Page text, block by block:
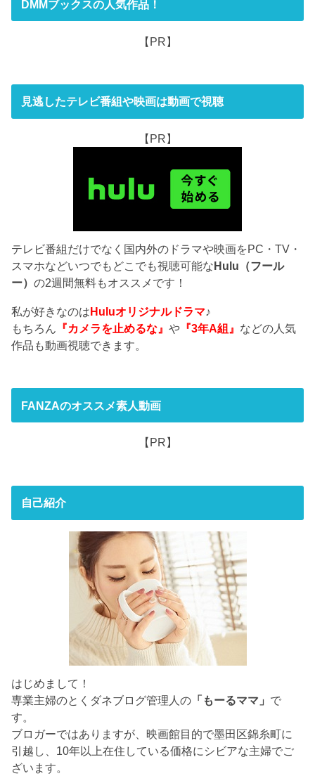
DMMブックスの人気作品！
【PR】
見逃したテレビ番組や映画は動画で視聴
【PR】
テレビ番組だけでなく国内外のドラマや映画をPC・TV・
スマホなどいつでもどこでも視聴可能な Hulu（フール
ー）の2週間無料もオススメです！
私が好きなのはHuluオリジナルドラマ♪
もちろん 『カメラを止めるな』や 『3年A組』 などの人気
作品も動画視聴できます。
FANZAのオススメ素人動画
【PR】
自己紹介
はじめまして！
専業主婦のとくダネブログ管理人の 「もーるママ」 で
す。
ブロガーではありますが、映画館目的で墨田区錦糸町に
引越し、10年以上在住している価格にシビアな主婦でご
ざいます。